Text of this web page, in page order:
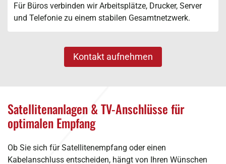
Für Büros verbinden wir Arbeitsplätze, Drucker, Server
und Telefonie zu einem stabilen Gesamtnetzwerk.
Kontakt aufnehmen
Satellitenanlagen & TV-Anschlüsse für
optimalen Empfang
Ob Sie sich für Satellitenempfang oder einen
Kabelanschluss entscheiden, hängt von Ihren Wünschen